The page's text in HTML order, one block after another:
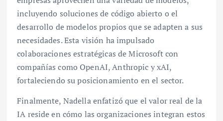
incluyendo soluciones de código abierto o el
desarrollo de modelos propios que se adapten a sus
necesidades. Esta visión ha impulsado
colaboraciones estratégicas de Microsoft con
compañías como OpenAI, Anthropic y xAI,
fortaleciendo su posicionamiento en el sector.
Finalmente, Nadella enfatizó que el valor real de la
IA reside en cómo las organizaciones integran estos